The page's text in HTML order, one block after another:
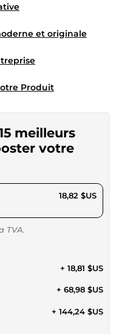
et originale
Produit
meilleurs
votre
18,82 $US
TVA.
+ 18,81 $US
+ 68,98 $US
+ 144,24 $US